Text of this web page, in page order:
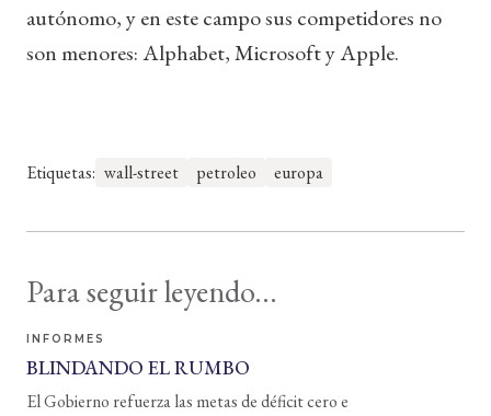
autónomo, y en este campo sus competidores no
son menores: Alphabet, Microsoft y Apple.
Etiquetas: wall-street petroleo europa
Para seguir leyendo...
INFORMES
BLINDANDO EL RUMBO
El Gobierno refuerza las metas de déficit cero e